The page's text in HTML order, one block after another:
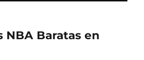
NBA Baratas en